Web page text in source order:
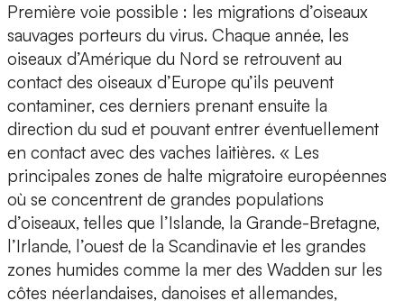
Première voie possible : les migrations d’oiseaux
sauvages porteurs du virus. Chaque année, les
oiseaux d’Amérique du Nord se retrouvent au
contact des oiseaux d’Europe qu’ils peuvent
contaminer, ces derniers prenant ensuite la
direction du sud et pouvant entrer éventuellement
en contact avec des vaches laitières. « Les
principales zones de halte migratoire européennes
où se concentrent de grandes populations
d’oiseaux, telles que l’Islande, la Grande-Bretagne,
l’Irlande, l’ouest de la Scandinavie et les grandes
zones humides comme la mer des Wadden sur les
côtes néerlandaises, danoises et allemandes,